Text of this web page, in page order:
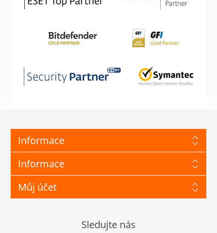
Informace
Informace
Můj účet
Sledujte nás